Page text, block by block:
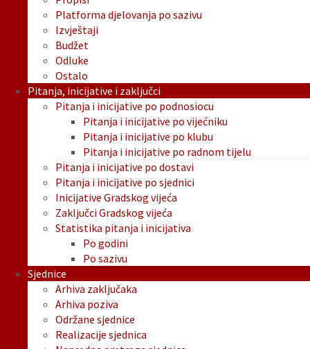
Platforma djelovanja po sazivu
Izvještaji
Budžet
Odluke
Ostalo
Pitanja, inicijative i zaključci
Pitanja i inicijative po podnosiocu
Pitanja i inicijative po vijećniku
Pitanja i inicijative po klubu
Pitanja i inicijative po radnom tijelu
Pitanja i inicijative po dostavi
Pitanja i inicijative po sjednici
Inicijative Gradskog vijeća
Zaključci Gradskog vijeća
Statistika pitanja i inicijativa
Po godini
Po sazivu
Sjednice
Arhiva zaključaka
Arhiva poziva
Održane sjednice
Realizacije sjednica